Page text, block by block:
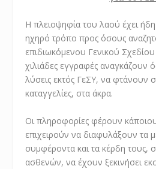
Η πλειοψηφία του λαού έχει
ηχηρό τρόπο προς όσους
επιδιωκόμενου Γενικού Σχεδίου
χιλιάδες εγγραφές αναγκάζουν
λύσεις εκτός ΓεΣΥ, να φτάνουν
καταγγελίες, στα άκρα.
Οι πληροφορίες φέρουν
επιχειρούν να διαφυλάξουν τα
συμφέροντα και τα κέρδη τους,
ασθενών, να έχουν ξεκινήσει